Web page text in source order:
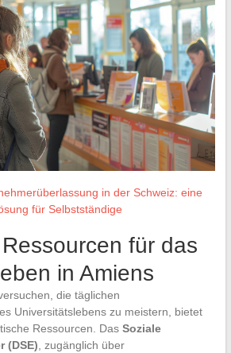
in der Schweiz: eine
für Selbstständige
für das
in Amiens
die täglichen
Universitätslebens zu meistern, bietet
Ressourcen. Das Soziale
(DSE) , zugänglich über